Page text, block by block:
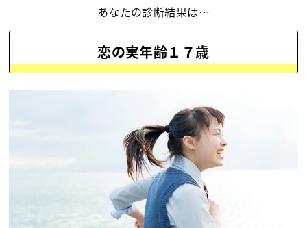
あなたの診断結果は…
恋の実年齢１７歳